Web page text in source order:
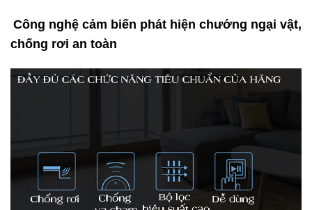
Công nghệ cảm biến phát hiện chướng ngại vật,
chống rơi an toàn